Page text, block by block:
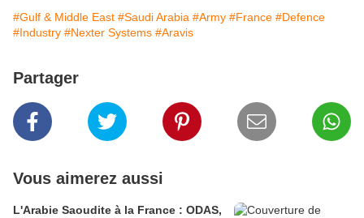
#Gulf & Middle East #Saudi Arabia #Army #France #Defence
#Industry #Nexter Systems #Aravis
Partager
Vous aimerez aussi
L'Arabie Saoudite à la France : ODAS,